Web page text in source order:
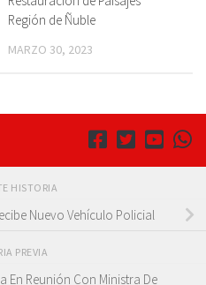
Región de Ñuble
MARZO 30, 2023
HISTORIA
Nuevo Vehículo Policial
PREVIA
En Reunión Con Ministra De